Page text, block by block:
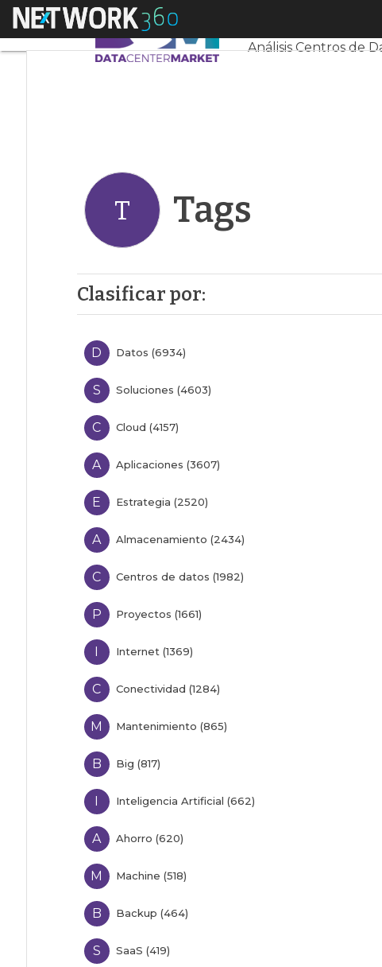
Menú
Análisis Centros de
T Tags
Clasificar por:
D Datos (6934)
S Soluciones (4603)
C Cloud (4157)
A Aplicaciones (3607)
E Estrategia (2520)
A Almacenamiento (2434)
C Centros de datos (1982)
P Proyectos (1661)
I Internet (1369)
C Conectividad (1284)
M Mantenimiento (865)
B Big (817)
I Inteligencia Artificial (662)
A Ahorro (620)
M Machine (518)
B Backup (464)
S SaaS (419)